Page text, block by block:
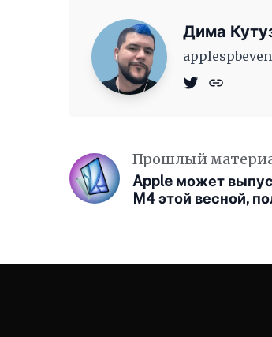
Дима
Прошлый
Apple может
M4 этой весной,